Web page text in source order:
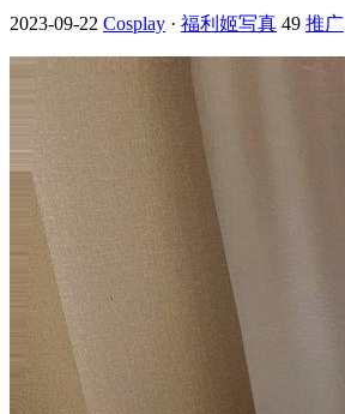
2023-09-22 Cosplay · 福利姬写真 49 推广